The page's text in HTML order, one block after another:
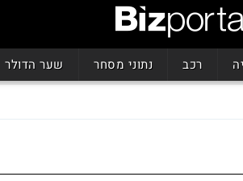
רכב נתוני מסחר שער הדולר